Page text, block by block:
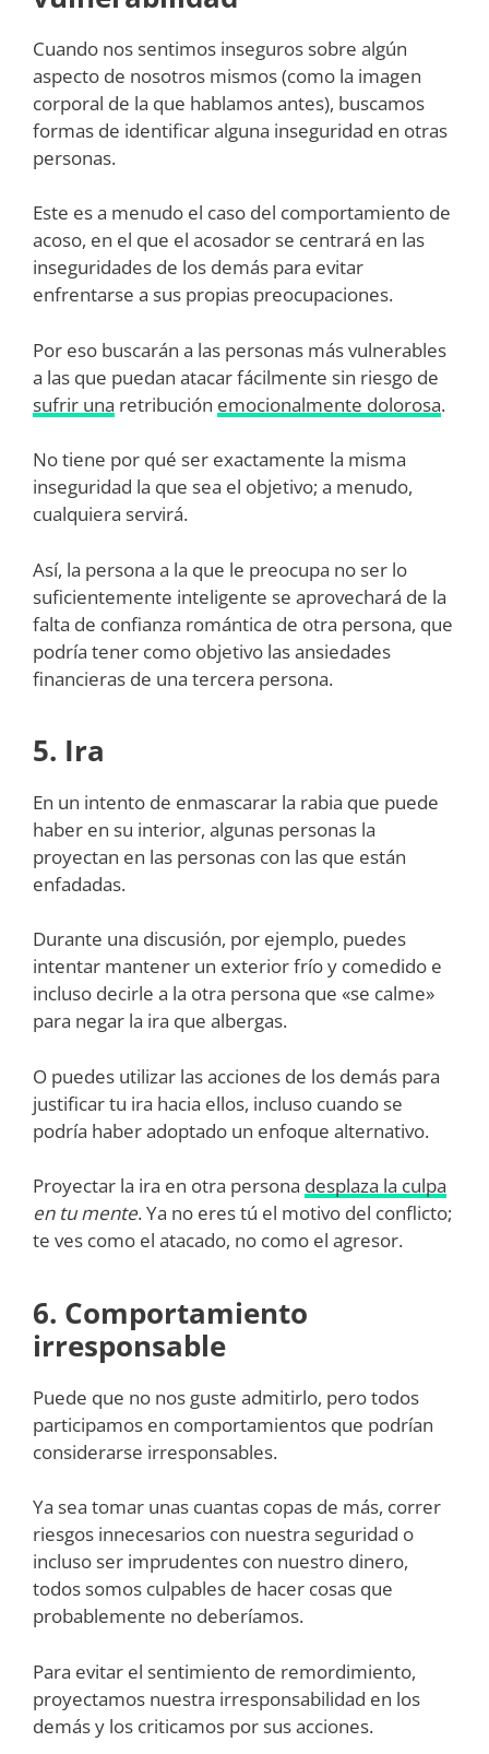
Cuando nos sentimos inseguros sobre algún
aspecto de nosotros mismos (como la imagen
corporal de la que hablamos antes), buscamos
formas de identificar alguna inseguridad en otras
personas.
Este es a menudo el caso del comportamiento de
acoso, en el que el acosador se centrará en las
inseguridades de los demás para evitar
enfrentarse a sus propias preocupaciones.
Por eso buscarán a las personas más vulnerables
a las que puedan atacar fácilmente sin riesgo de
sufrir una retribución emocionalmente dolorosa.
No tiene por qué ser exactamente la misma
inseguridad la que sea el objetivo; a menudo,
cualquiera servirá.
Así, la persona a la que le preocupa no ser lo
suficientemente inteligente se aprovechará de la
falta de confianza romántica de otra persona, que
podría tener como objetivo las ansiedades
financieras de una tercera persona.
5. Ira
En un intento de enmascarar la rabia que puede
haber en su interior, algunas personas la
proyectan en las personas con las que están
enfadadas.
Durante una discusión, por ejemplo, puedes
intentar mantener un exterior frío y comedido e
incluso decirle a la otra persona que «se calme»
para negar la ira que albergas.
O puedes utilizar las acciones de los demás para
justificar tu ira hacia ellos, incluso cuando se
podría haber adoptado un enfoque alternativo.
Proyectar la ira en otra persona desplaza la culpa
en tu mente. Ya no eres tú el motivo del conflicto;
te ves como el atacado, no como el agresor.
6. Comportamiento
irresponsable
Puede que no nos guste admitirlo, pero todos
participamos en comportamientos que podrían
considerarse irresponsables.
Ya sea tomar unas cuantas copas de más, correr
riesgos innecesarios con nuestra seguridad o
incluso ser imprudentes con nuestro dinero,
todos somos culpables de hacer cosas que
probablemente no deberíamos.
Para evitar el sentimiento de remordimiento,
proyectamos nuestra irresponsabilidad en los
demás y los criticamos por sus acciones.